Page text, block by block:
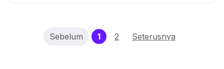
Sebelum 1(current)
2 Seterusnya